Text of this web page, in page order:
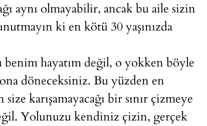
aynı olmayabilir, ancak bu aile sizin
ki en kötü 30 yaşınızda
hayatım değil, o yokken böyle
döneceksiniz. Bu yüzden en
karışamayacağı bir sınır çizmeye
Yolunuzu kendiniz çizin, gerçek